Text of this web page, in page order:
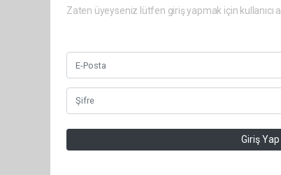
Zaten üyeyseniz lütfen giriş yapmak için kullanıcı
Giriş Yap